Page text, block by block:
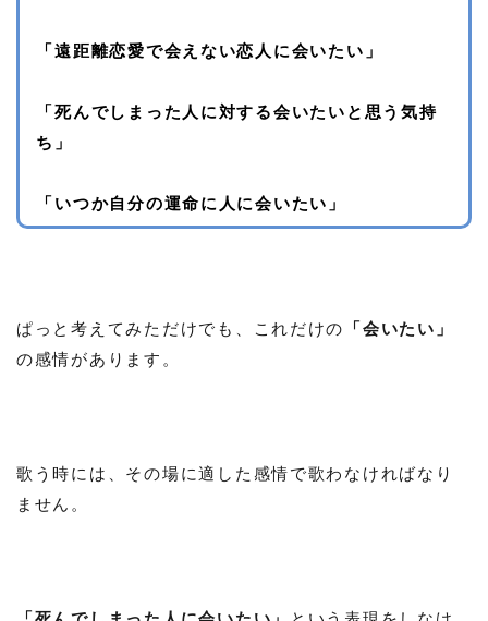
「遠距離恋愛で会えない恋人に会いたい 」
「死んでしまった人に対する会いたい と思う気持
ち」
「いつか自分の運命に人に会いたい 」
ぱっと考えてみただけでも、これだけの
「会いたい」
の感情があります。
歌う時には、その場に適した感情で歌わなければなり
ません。